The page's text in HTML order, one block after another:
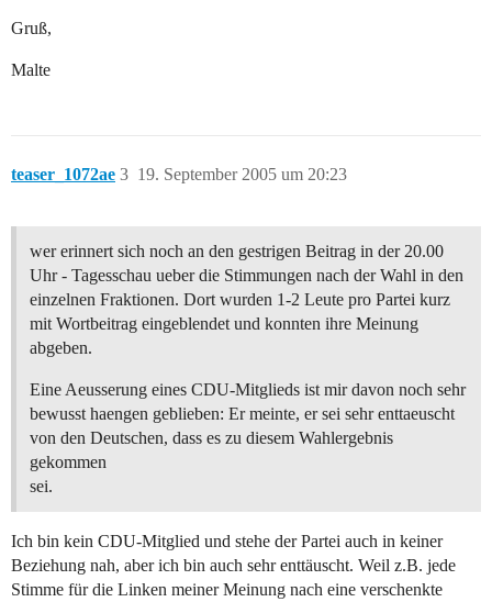
Gruß,
Malte
teaser_1072ae 19. September 2005 um 20:23
3
wer erinnert sich noch an den gestrigen Beitrag in der 20.00
Uhr - Tagesschau ueber die Stimmungen nach der Wahl in den
einzelnen Fraktionen. Dort wurden 1-2 Leute pro Partei kurz
mit Wortbeitrag eingeblendet und konnten ihre Meinung
abgeben.
Eine Aeusserung eines CDU-Mitglieds ist mir davon noch sehr
bewusst haengen geblieben: Er meinte, er sei sehr enttaeuscht
von den Deutschen, dass es zu diesem Wahlergebnis
gekommen
sei.
Ich bin kein CDU-Mitglied und stehe der Partei auch in keiner
Beziehung nah, aber ich bin auch sehr enttäuscht. Weil z.B. jede
Stimme für die Linken meiner Meinung nach eine verschenkte